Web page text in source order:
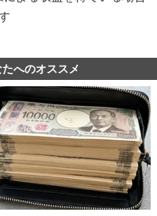
へのオススメ